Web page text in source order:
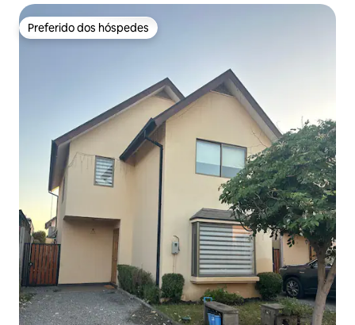
Preferido dos hóspedes
Preferido dos hóspedes